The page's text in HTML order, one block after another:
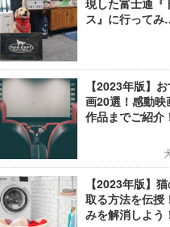
現した富士通『
ス』に行って
【2023年版】
画20選！感動映
作品までご紹介
【2023年版】
取る方法を伝授
みを解消しよう